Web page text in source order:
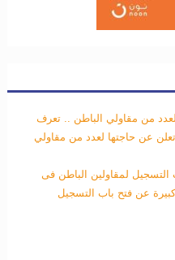
من مقاولي الباطن .. تعرف
عن حاجتها لعدد من مقاولي
لمقاولين الباطن فى
عن فتح باب التسجيل